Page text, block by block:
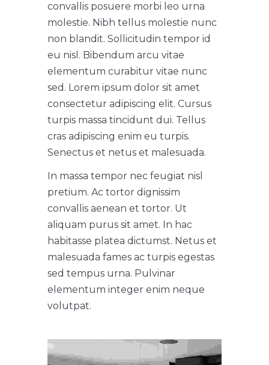
convallis posuere morbi leo urna
molestie. Nibh tellus molestie nunc
non blandit. Sollicitudin tempor id
eu nisl. Bibendum arcu vitae
elementum curabitur vitae nunc
sed. Lorem ipsum dolor sit amet
consectetur adipiscing elit. Cursus
turpis massa tincidunt dui. Tellus
cras adipiscing enim eu turpis.
Senectus et netus et malesuada.
In massa tempor nec feugiat nisl
pretium. Ac tortor dignissim
convallis aenean et tortor. Ut
aliquam purus sit amet. In hac
habitasse platea dictumst. Netus et
malesuada fames ac turpis egestas
sed tempus urna. Pulvinar
elementum integer enim neque
volutpat.